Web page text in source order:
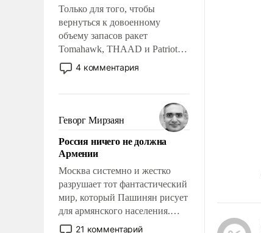
Только для того, чтобы
вернуться к довоенному
объему запасов ракет
Tomahawk, THAAD и Patriot
США потребуется более трех
лет. Даже небольшая война с
Сложившаяся ситуация
означает многолетний период
уязвимости США, например,
перед Китаем.
4 комментария
Геворг Мирзаян
Россия ничего не должна
Армении
Москва системно и жестко
разрушает тот фантастический
мир, который Пашинян рисует
для армянского населения.
Мир, где политические21 комментарий